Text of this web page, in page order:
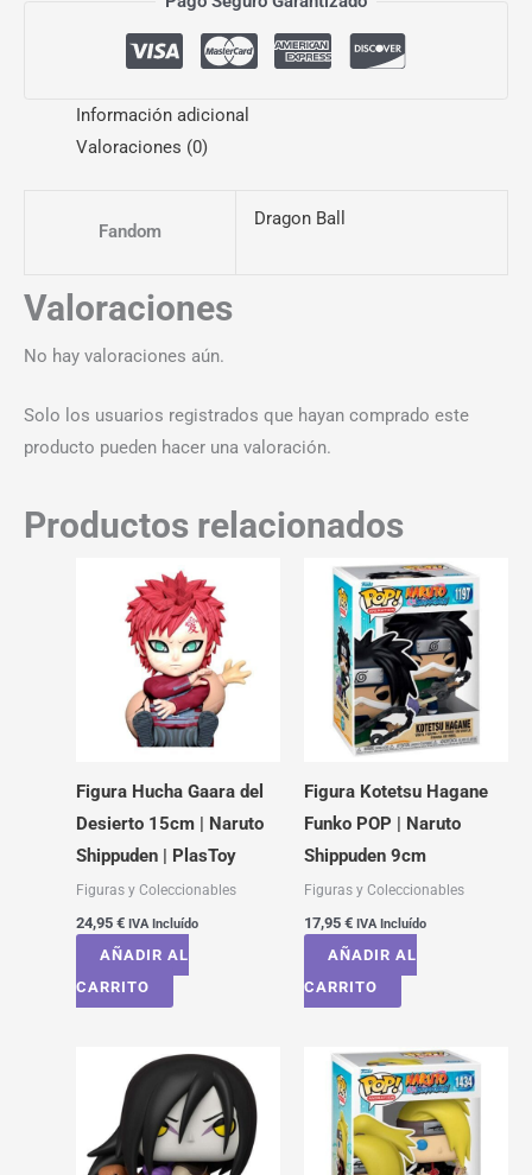
Información adicional
Valoraciones (0)
Fandom
Dragon Ball
Valoraciones
No hay valoraciones aún.
Solo los usuarios registrados que hayan comprado este
producto pueden hacer una valoración.
Productos relacionados
Figura Hucha Gaara del
Desierto 15cm | Naruto
Shippuden | PlasToy
Figuras y Coleccionables
24,95 € IVA Incluído
AÑADIR AL
CARRITO
Figura Kotetsu Hagane
Funko POP | Naruto
Shippuden 9cm
Figuras y Coleccionables
17,95 € IVA Incluído
AÑADIR AL
CARRITO